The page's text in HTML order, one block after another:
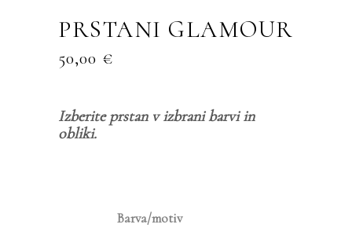
PRSTANI GLAMOUR
50,00 €
Izberite prstan v izbrani barvi in
obliki.
Barva/motiv